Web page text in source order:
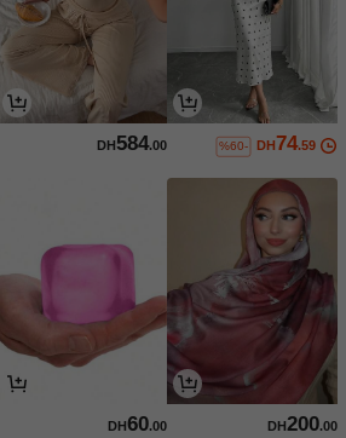
DH74.59
%60-
DH584.00
DH200.00
DH60.00